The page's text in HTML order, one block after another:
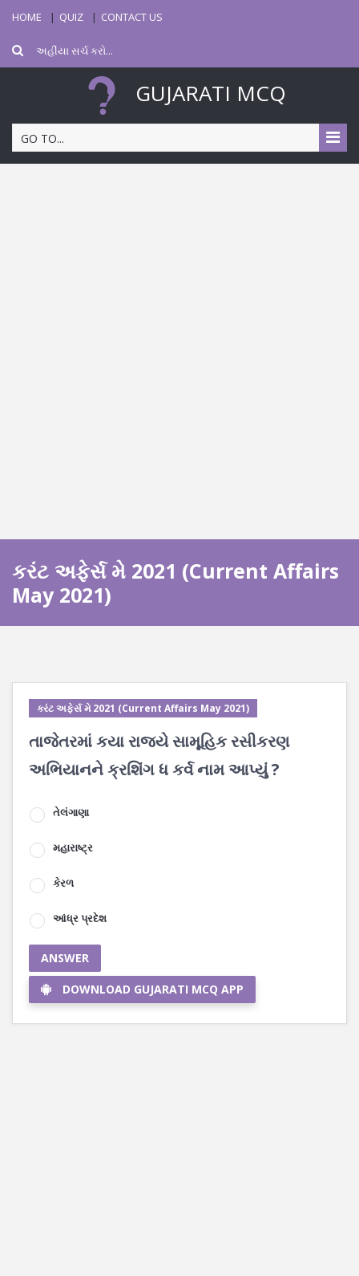
HOME QUIZ CONTACT US
GUJARATI MCQ
GO TO...
કરંટ અફેર્સ મે 2021 (Current Affairs
May 2021)
કરંટ અફેર્સ મે 2021 (Current Affairs May 2021)
તાજેતરમાં કયા રાજ્યે સામૂહિક રસીકરણ
અભિયાનને ક્રશિંગ ધ કર્વ નામ આપ્યું ?
તેલંગાણા
મહારાષ્ટ્ર
કેરળ
આંધ્ર પ્રદેશ
ANSWER
DOWNLOAD GUJARATI MCQ APP